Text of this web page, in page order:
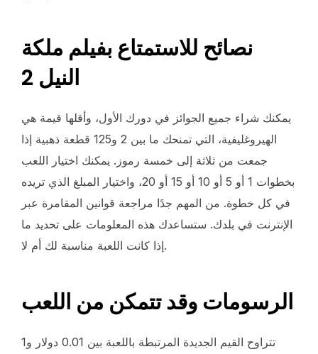
نصائح للاستمتاع بفيلم ملكة
النيل 2
يمكنك شراء جميع الجوائز في دورك الأول، وأقلها قيمة هي
الهيروغليفية، التي تمنحك ما بين 2 و125 قطعة ذهبية إذا
جمعت من ثلاثة إلى خمسة رموز. يمكنك اختيار اللعب
بخطوات 1 أو 5 أو 10 أو 15 أو 20، واختيار المبلغ الذي تريده
في كل خطوة. من المهم جدًا مراجعة قوانين المقامرة عبر
الإنترنت في بلدك. ستساعدك هذه المعلومات على تحديد ما
إذا كانت اللعبة مناسبة لك أم لا.
الرسومات وقد تتمكن من اللعب
تتراوح القيم الجديدة المرتبطة باللعبة بين 0.01 دولار و1